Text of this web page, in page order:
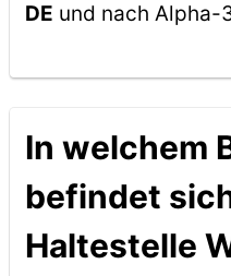
DE und nach Alpha-
In welchem
befindet
Haltestelle